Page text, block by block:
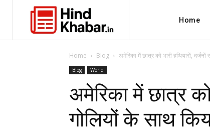
Home
Home Blog अमेरिका में छात्र को भारी हथियारों,
Blog World
अमेरिका में छात्र को
गोलियों के साथ